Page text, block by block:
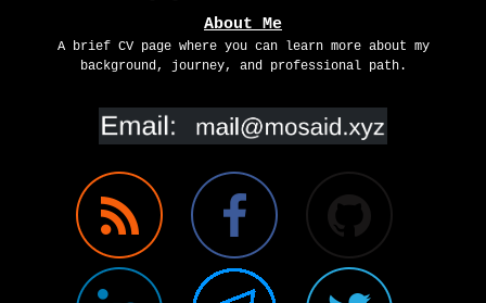
About Me
A brief CV page where you can learn more about my
background, journey, and professional path.